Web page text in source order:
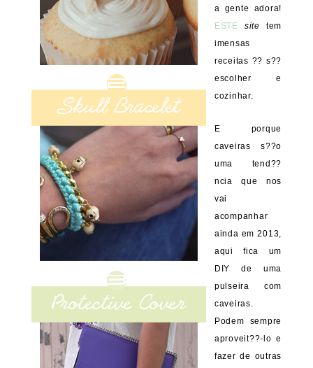
a gente adora!
ESTE
site tem
imensas
receitas ?? s??
escolher e
cozinhar.
E porque
caveiras s??o
uma tend??
ncia que nos
vai
acompanhar
ainda em 2013,
aqui fica um
DIY de uma
pulseira com
caveiras.
Podem sempre
aproveit??-lo e
fazer de outras